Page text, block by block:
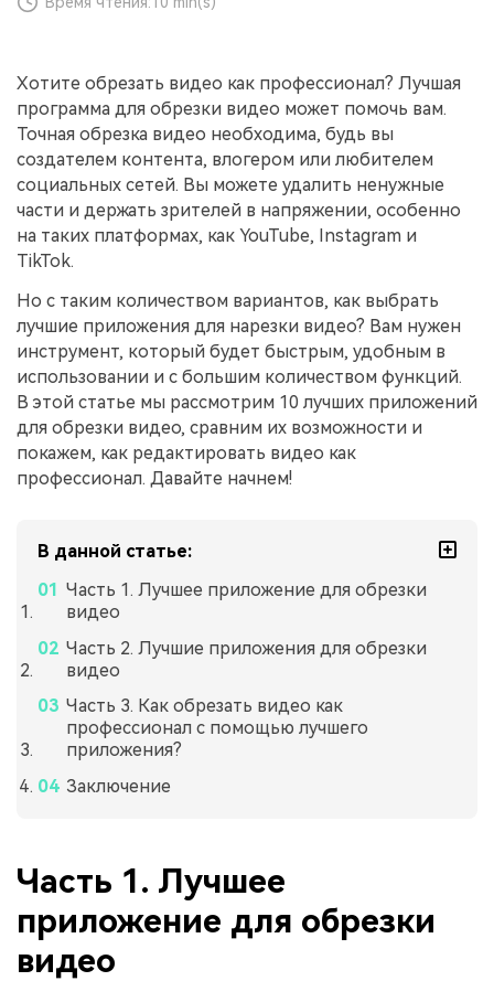
Самые популярные темы
видео на YouTube 2025
календарь
Спланируйте маркетинговую
кампанию для своих целей
Центр авторов
Вдохновляйтесь нашими
создателями контента
Специальные
эффекты"сделай
самостоятельно, как
настоящий профессионал
Сообщество
Блог
Истории клиентов
Клиенты делятся своими
историями с Filmora
Партнёрская
программа
корпоративного сектора
Поддержка
Приступая к работе
поиск
Хотите обрезать видео как профессионал? Лучшая
программа для обрезки видео может помочь вам.󠀲󠀤󠀳󠀰
Точная обрезка видео необходима, будь вы
создателем контента, влогером или любителем
социальных сетей.󠀲󠀥󠀳󠀰 Вы можете удалить ненужные
части и держать зрителей в напряжении, особенно
на таких платформах, как YouTube, Instagram и
TikTok.
Но с таким количеством вариантов, как выбрать
лучшие приложения для нарезки видео? Вам нужен
инструмент, который будет быстрым, удобным в
использовании и с большим количеством функций.
В этой статье мы рассмотрим 10 лучших приложений
для обрезки видео, сравним их возможности и
покажем, как редактировать видео как
профессионал. Давайте начнем!
В данной статье:
Часть 1. Лучшее приложение для обрезки
видео
Часть 2. Лучшие приложения для обрезки
видео
Часть 3. Как обрезать видео как
профессионал с помощью лучшего
приложения?
Заключение
Часть 1. Лучшее
приложение для обрезки
видео